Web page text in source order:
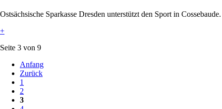
Ostsächsische Sparkasse Dresden unterstützt den Sport in Cossebaude.
+
Seite 3 von 9
Anfang
Zurück
1
2
3